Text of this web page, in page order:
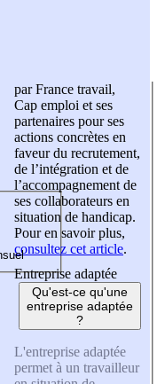
par France travail,
Cap emploi et ses
partenaires pour ses
actions concrètes en
faveur du recrutement,
de l’intégration et de
l’accompagnement de
ses collaborateurs en
situation de handicap.
Pour en savoir plus,
consultez cet article.
Entreprise adaptée
Qu'est-ce qu'une
entreprise adaptée
?
L'entreprise adaptée
permet à un travailleur